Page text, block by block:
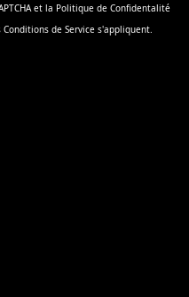
et la Politique de Confidentalité
Conditions de Service s'appliquent.